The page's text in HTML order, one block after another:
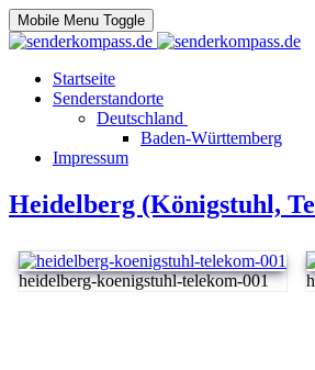
Mobile Menu Toggle
Startseite
Senderstandorte
Deutschland
Baden-Württemberg
Impressum
Heidelberg (Königstuhl,
heidelberg-koenigstuhl-telekom-001